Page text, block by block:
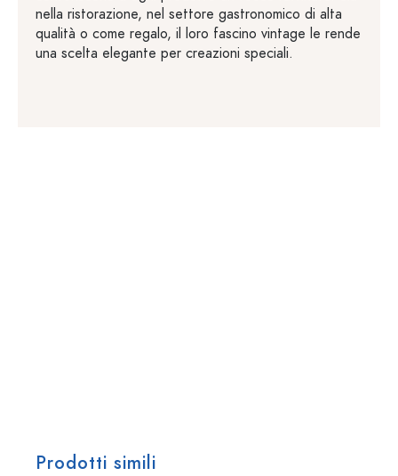
nella ristorazione, nel settore gastronomico di alta
qualità o come regalo, il loro fascino vintage le rende
una scelta elegante per creazioni speciali.
Prodotti simili